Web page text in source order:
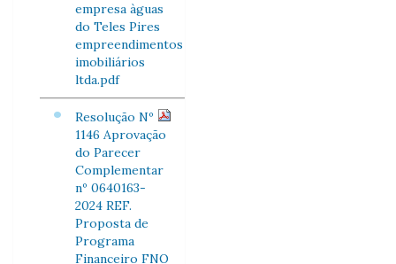
empresa àguas
do Teles Pires
empreendimentos
imobiliários
ltda.pdf
Resolução Nº
1146 Aprovação
do Parecer
Complementar
nº 0640163-
2024 REF.
Proposta de
Programa
Financeiro FNO